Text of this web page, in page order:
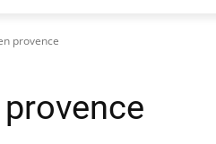
provence